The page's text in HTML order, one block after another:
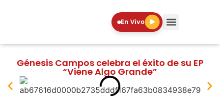
En Vivo
Génesis Campos celebra el éxito de su EP
“Viene Algo Grande”